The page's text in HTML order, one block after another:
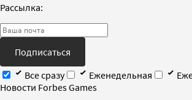
Рассылка:
Подписаться
Все сразу
Еженедельная
Новости Forbes Games